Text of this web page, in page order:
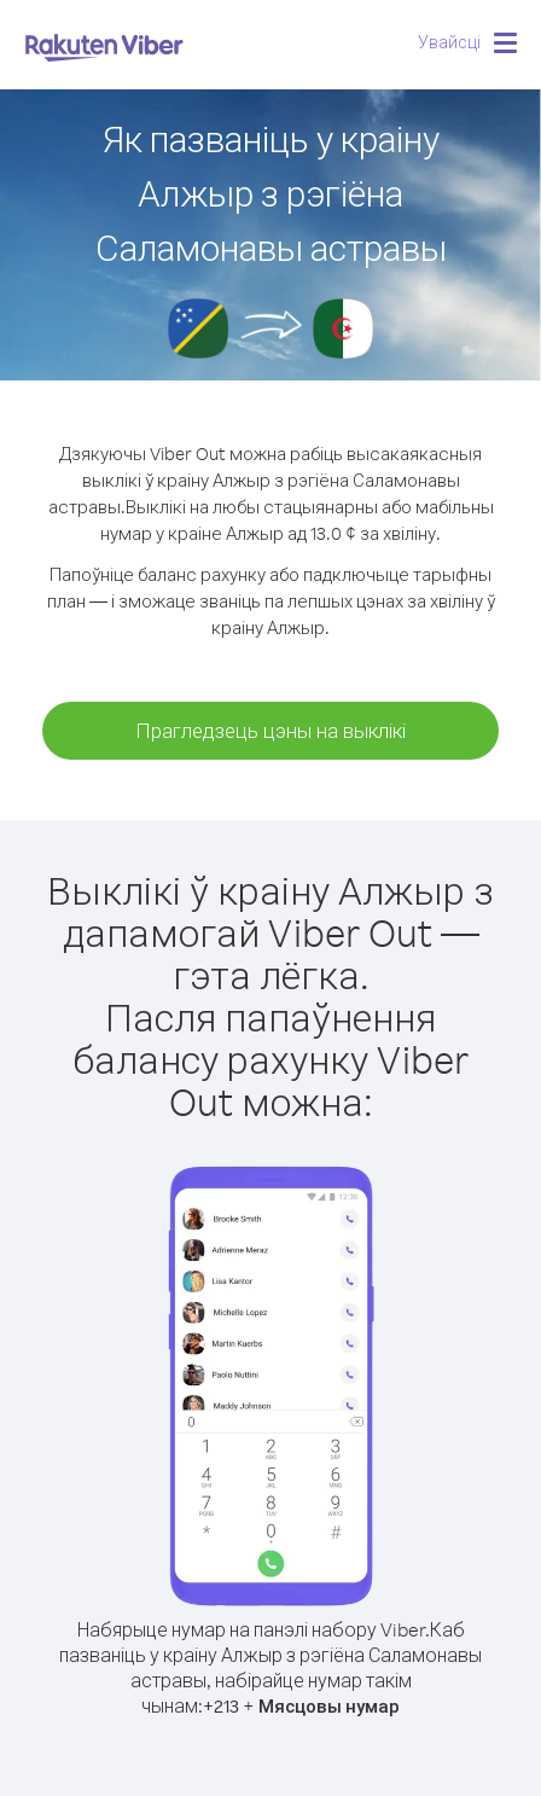
Увайсці
Як пазваніць у краіну
Алжыр з рэгіёна
Саламонавы астравы
Дзякуючы Viber Out можна рабіць высакаякасныя
выклікі ў краіну Алжыр з рэгіёна Саламонавы
астравы.Выклікі на любы стацыянарны або мабільны
нумар у краіне Алжыр ад 13.0 ¢ за хвіліну.
Папоўніце баланс рахунку або падключыце тарыфны
план — і зможаце званіць па лепшых цэнах за хвіліну ў
краіну Алжыр.
Прагледзець цэны на выклікі
Выклікі ў краіну Алжыр з
дапамогай Viber Out —
гэта лёгка.
Пасля папаўнення
балансу рахунку Viber
Out можна:
Набярыце нумар на панэлі набору Viber.Каб
пазваніць у краіну Алжыр з рэгіёна Саламонавы
астравы, набірайце нумар такім
чынам:+213 + Мясцовы нумар